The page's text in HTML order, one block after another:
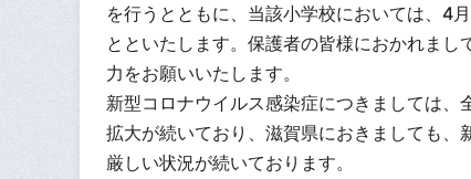
を行うとともに、当該小学校においては、4
とといたします。保護者の皆様におかれま
力をお願いいたします。
新型コロナウイルス感染症につきましては
拡大が続いており、滋賀県におきましても
厳しい状況が続いております。